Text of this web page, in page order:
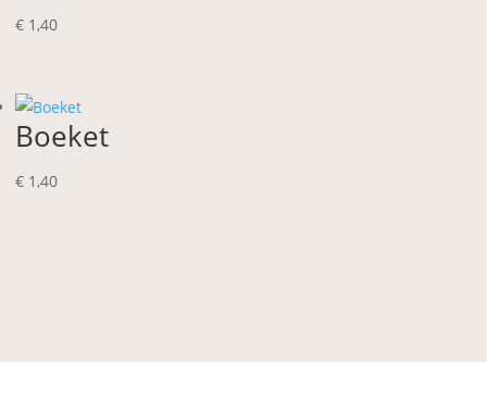
€ 1,40
Boeket
€ 1,40